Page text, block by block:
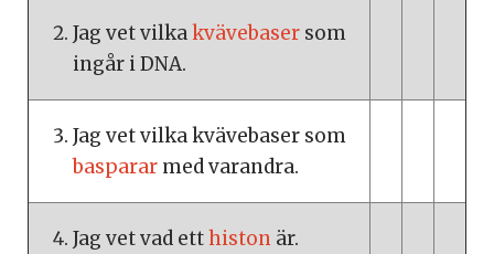
Jag vet vilkakvävebaser som
ingår i DNA.
Jag vet vilka kvävebaser som
basparar med varandra.
Jag vet vad etthiston är.